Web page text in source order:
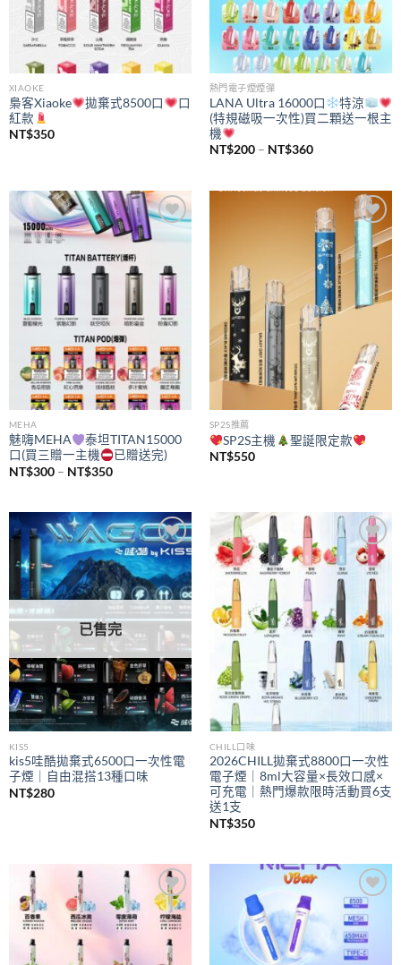
XIAOKE
梟客Xiaoke 拋棄式8500口
口
紅款
NT$350
熱門電子煙煙彈
LANA Ultra 16000口
特涼
(特規磁吸一次性)買二顆送一根主
機
NT$200 – NT$360價
NT$200
到
NT$360
Add to
MEHA
魅嗨MEHA
泰坦TITAN15000
口(買三贈一主機
已贈送完)
NT$300 – NT$350價
NT$300
到
NT$350
Add to
wishlist
SP2S推薦
SP2S主機
聖誕限定款
NT$550
Add to
wishlist
已售完
KIS5
kis5哇酷拋棄式6500口一次性電
子煙｜自由混搭13種口味
NT$280
Add to
wishlist
CHILL口味
2026CHILL拋棄式8800口一次性
電子煙｜8ml大容量×長效口感×
可充電｜熱門爆款限時活動買6支
送1支
NT$350
Add to
wishlist
Add to
wishlist